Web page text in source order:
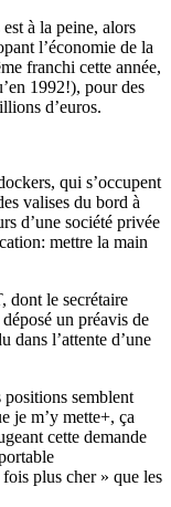
à la peine, alors
l’économie de la
franchi cette année,
1992!), pour des
d’euros.
qui s’occupent
valises du bord à
d’une société privée
mettre la main
dont le secrétaire
un préavis de
dans l’attente d’une
positions semblent
je m’y mette+, ça
cette demande
plus cher » que les